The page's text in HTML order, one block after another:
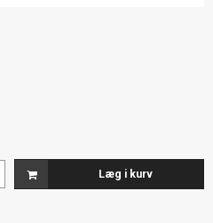
Læg i kurv